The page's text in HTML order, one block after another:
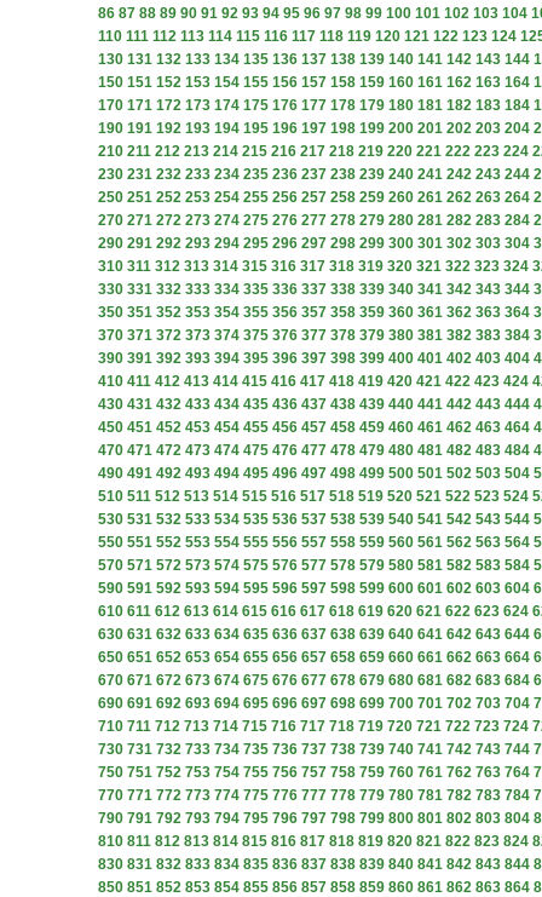
86 87 88 89 90 91 92 93 94 95 96 97 98 99 100 101 102 103 104
110 111 112 113 114 115 116 117 118 119 120 121 122 123 124
130 131 132 133 134 135 136 137 138 139 140 141 142 143 144
150 151 152 153 154 155 156 157 158 159 160 161 162 163 164
170 171 172 173 174 175 176 177 178 179 180 181 182 183 184
190 191 192 193 194 195 196 197 198 199 200 201 202 203 204
210 211 212 213 214 215 216 217 218 219 220 221 222 223 224
230 231 232 233 234 235 236 237 238 239 240 241 242 243 244
250 251 252 253 254 255 256 257 258 259 260 261 262 263 264
270 271 272 273 274 275 276 277 278 279 280 281 282 283 284
290 291 292 293 294 295 296 297 298 299 300 301 302 303 304
310 311 312 313 314 315 316 317 318 319 320 321 322 323 324
330 331 332 333 334 335 336 337 338 339 340 341 342 343 344
350 351 352 353 354 355 356 357 358 359 360 361 362 363 364
370 371 372 373 374 375 376 377 378 379 380 381 382 383 384
390 391 392 393 394 395 396 397 398 399 400 401 402 403 404
410 411 412 413 414 415 416 417 418 419 420 421 422 423 424
430 431 432 433 434 435 436 437 438 439 440 441 442 443 444
450 451 452 453 454 455 456 457 458 459 460 461 462 463 464
470 471 472 473 474 475 476 477 478 479 480 481 482 483 484
490 491 492 493 494 495 496 497 498 499 500 501 502 503 504
510 511 512 513 514 515 516 517 518 519 520 521 522 523 524
530 531 532 533 534 535 536 537 538 539 540 541 542 543 544
550 551 552 553 554 555 556 557 558 559 560 561 562 563 564
570 571 572 573 574 575 576 577 578 579 580 581 582 583 584
590 591 592 593 594 595 596 597 598 599 600 601 602 603 604
610 611 612 613 614 615 616 617 618 619 620 621 622 623 624
630 631 632 633 634 635 636 637 638 639 640 641 642 643 644
650 651 652 653 654 655 656 657 658 659 660 661 662 663 664
670 671 672 673 674 675 676 677 678 679 680 681 682 683 684
690 691 692 693 694 695 696 697 698 699 700 701 702 703 704
710 711 712 713 714 715 716 717 718 719 720 721 722 723 724
730 731 732 733 734 735 736 737 738 739 740 741 742 743 744
750 751 752 753 754 755 756 757 758 759 760 761 762 763 764
770 771 772 773 774 775 776 777 778 779 780 781 782 783 784
790 791 792 793 794 795 796 797 798 799 800 801 802 803 804
810 811 812 813 814 815 816 817 818 819 820 821 822 823 824
830 831 832 833 834 835 836 837 838 839 840 841 842 843 844
850 851 852 853 854 855 856 857 858 859 860 861 862 863 864